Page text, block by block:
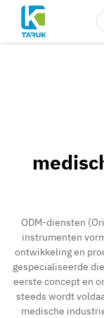
Nieuws &
Over Ons
Contact
ODM-diensten
instrumenten
ontwikkeling en
gespecialiseerde
eerste concept en
steeds wordt
medische